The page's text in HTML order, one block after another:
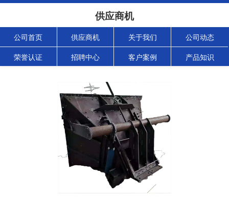
供应商机
公司首页 供应商机 关于我们 公司动态
荣誉认证 招聘中心 客户案例 产品知识